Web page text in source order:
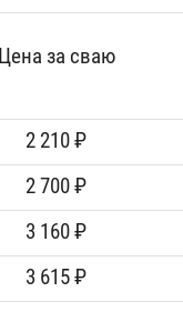
Цена за сваю
2 210 ₽
2 700 ₽
3 160 ₽
3 615 ₽